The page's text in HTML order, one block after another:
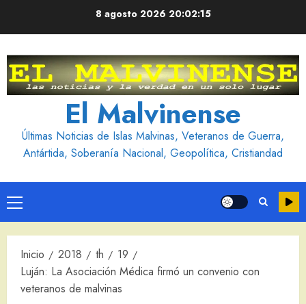
8 agosto 2026 20:02:16
El Malvinense
Últimas Noticias de Islas Malvinas, Veteranos de Guerra,
Antártida, Soberanía Nacional, Geopolítica, Cristiandad
Menú
principal
Inicio 2018 th
19
Luján: La Asociación Médica firmó un convenio con
veteranos de malvinas